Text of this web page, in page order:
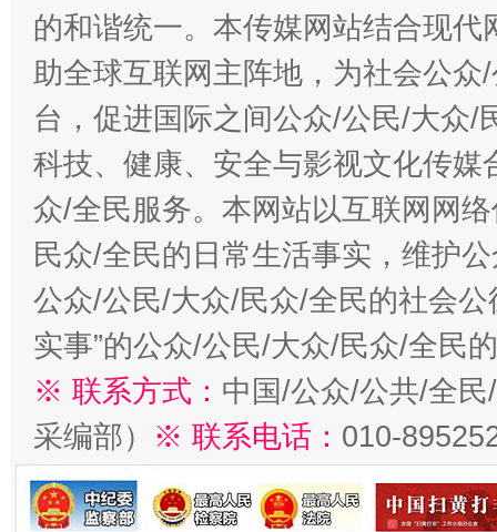
的和谐统一。本传媒网站结合现
助全球互联网主阵地，为社会公
台，促进国际之间公众/公民/大众/
科技、健康、安全与影视文化传
众/全民服务。本网站以互联网网
民众/全民的日常生活事实，维护
公众/公民/大众/民众/全民的社会公
实事”的公众/公民/大众/民众/全民
※ 联系方式： 中国/公众/公共/全
采编部） ※ 联系电话： 010-